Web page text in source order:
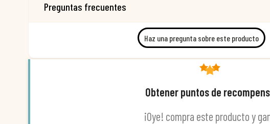
Preguntas frecuentes
Haz una pregunta sobre este producto
Obtener puntos de
¡Oye! compra este producto y